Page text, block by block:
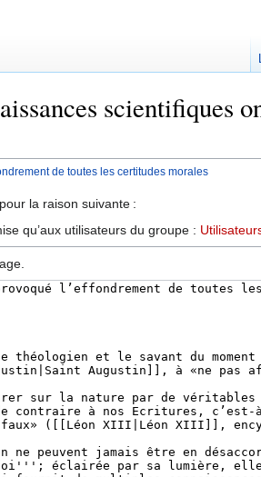
scientifiques
de toutes les certitudes morales
la raison suivante :
qu’aux utilisateurs du groupe :